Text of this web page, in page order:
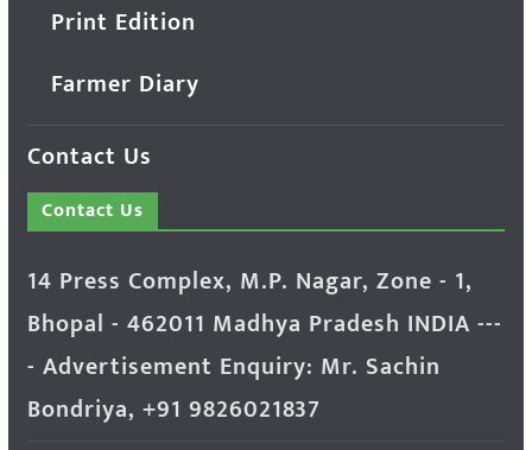
Print Edition
Farmer Diary
Contact Us
Contact Us
14 Press Complex, M.P. Nagar, Zone - 1,
Bhopal - 462011 Madhya Pradesh INDIA ---
- Advertisement Enquiry: Mr. Sachin
Bondriya, +91 9826021837